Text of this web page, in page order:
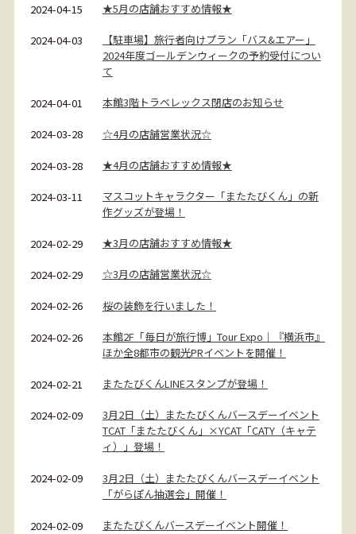
2024-04-15 ★5月の店舗おすすめ情報★
2024-04-03
【駐車場】旅行者向けプラン「バス&エアー」
2024年度ゴールデンウィークの予約受付につい
て
2024-04-01 本館3階トラベレックス閉店のお知らせ
2024-03-28 ☆4月の店舗営業状況☆
2024-03-28 ★4月の店舗おすすめ情報★
2024-03-11
マスコットキャラクター「またたびくん」の新
作グッズが登場！
2024-02-29 ★3月の店舗おすすめ情報★
2024-02-29 ☆3月の店舗営業状況☆
2024-02-26 桜の装飾を行いました！
2024-02-26
本館2F「毎日が旅行博」Tour Expo｜『横浜市』
ほか全8都市の観光PRイベントを開催！
2024-02-21 またたびくんLINEスタンプが登場！
2024-02-09
3月2日（土）またたびくんバースデーイベント
TCAT「またたびくん」×YCAT「CATY（キャテ
ィ）」登場！
2024-02-09
3月2日（土）またたびくんバースデーイベント
「がらぽん抽選会」開催！
2024-02-09 またたびくんバースデーイベント開催！